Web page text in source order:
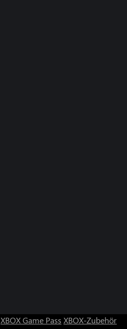
XBOX Game Pass XBOX-Zubehör